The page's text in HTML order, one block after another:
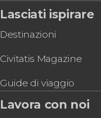
Biglietti per il Palacio
Paddle surf sul fiume
Lasciati ispirare
Destinazioni
Civitatis Magazine
Guide di viaggio
Lavora con noi